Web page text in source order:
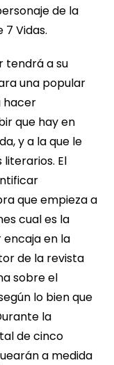
de la
Vidas.
tendrá a su
una popular
hacer
que hay en
y a la que le
El
que empieza a
cual es la
en la
de la revista
sobre el
lo bien que
la
de cinco
a medida